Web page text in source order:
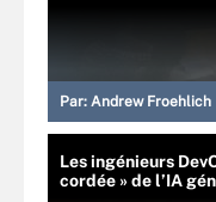
Par: Andrew Froehlich
Les ingénieurs
cordée » de l’IA